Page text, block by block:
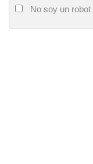
No soy un robot